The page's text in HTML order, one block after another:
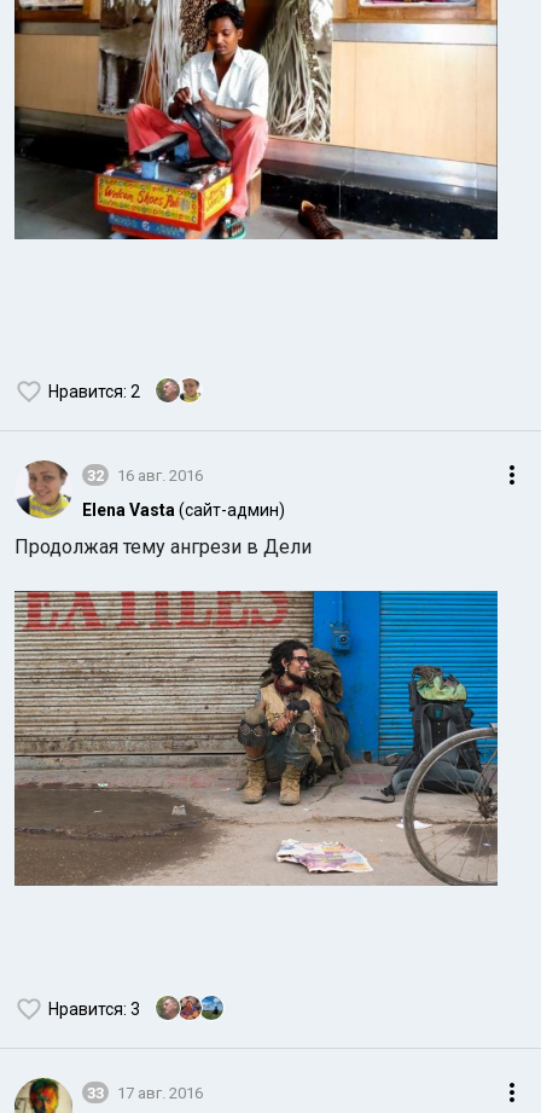
Нравится: 2
32 16 авг. 2016
Elena Vasta (сайт-админ)
Продолжая тему ангрези в Дели
Нравится: 3
33 17 авг. 2016